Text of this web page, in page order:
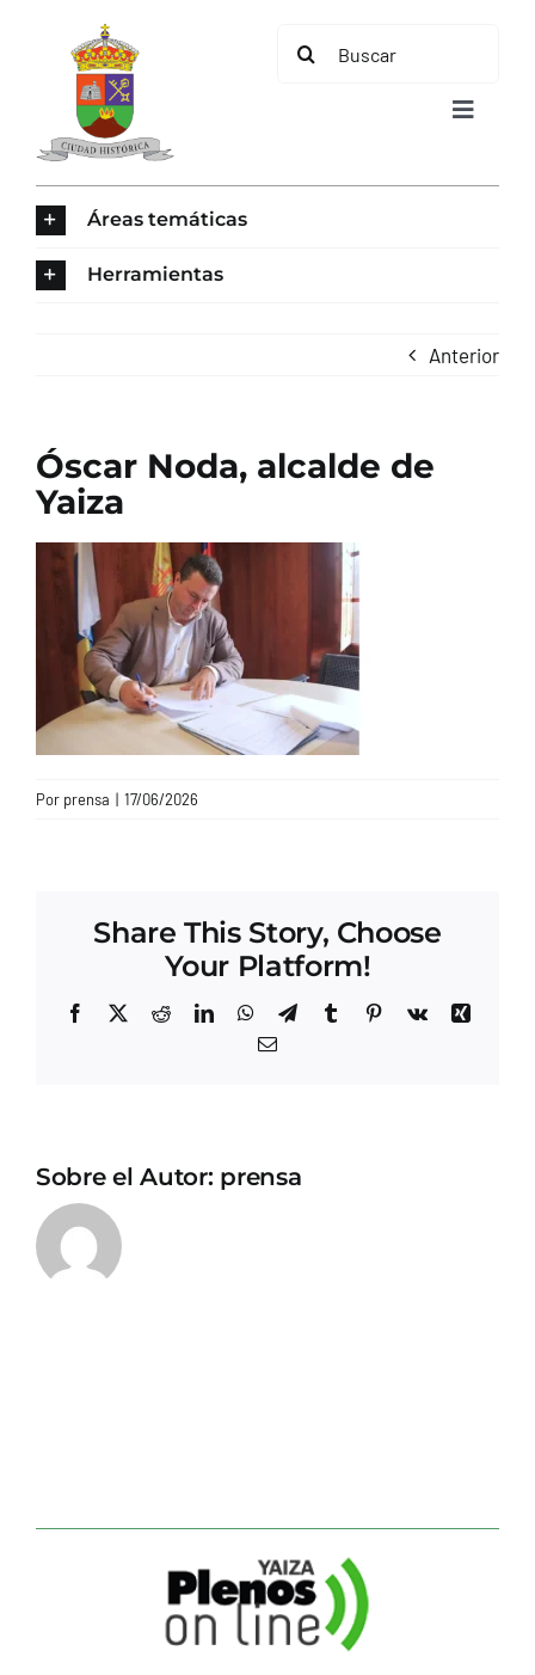
contenido
Buscar:
Toggle
TURISMO
CONTACTO
Áreas temáticas
Herramientas
Anterior
Óscar Noda, alcalde de
Yaiza
Por prensa | 17/06/2026
Share This Story, Choose
Your Platform!
Facebook
X RedditLinkedInWhatsApp
TelegramTumblrPinterest
Vk
Xing
Correo
Sobre el Autor: prensa